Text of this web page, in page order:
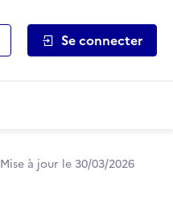
Se connecter
Mise à jour le 30/03/2026